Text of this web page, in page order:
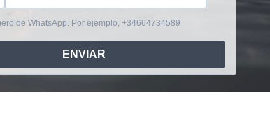
de WhatsApp. Por ejemplo, +34664734589
ENVIAR